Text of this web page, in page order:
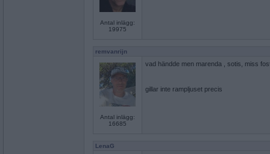
Antal inlägg:
19975
remvanrijn
Antal inlägg:
16685
vad händde men marenda , sotis, miss
gillar inte rampljuset precis
LenaG